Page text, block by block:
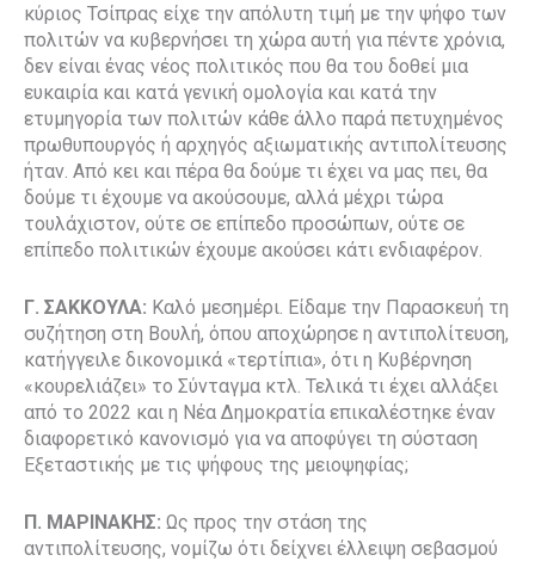
κύριος Τσίπρας είχε την απόλυτη τιμή με την ψήφο των
πολιτών να κυβερνήσει τη χώρα αυτή για πέντε χρόνια,
δεν είναι ένας νέος πολιτικός που θα του δοθεί μια
ευκαιρία και κατά γενική ομολογία και κατά την
ετυμηγορία των πολιτών κάθε άλλο παρά πετυχημένος
πρωθυπουργός ή αρχηγός αξιωματικής αντιπολίτευσης
ήταν. Από κει και πέρα θα δούμε τι έχει να μας πει, θα
δούμε τι έχουμε να ακούσουμε, αλλά μέχρι τώρα
τουλάχιστον, ούτε σε επίπεδο προσώπων, ούτε σε
επίπεδο πολιτικών έχουμε ακούσει κάτι ενδιαφέρον.
Γ. ΣΑΚΚΟΥΛΑ: Καλό μεσημέρι. Είδαμε την Παρασκευή τη
συζήτηση στη Βουλή, όπου αποχώρησε η αντιπολίτευση,
κατήγγειλε δικονομικά «τερτίπια», ότι η Κυβέρνηση
«κουρελιάζει» το Σύνταγμα κτλ. Τελικά τι έχει αλλάξει
από το 2022 και η Νέα Δημοκρατία επικαλέστηκε έναν
διαφορετικό κανονισμό για να αποφύγει τη σύσταση
Εξεταστικής με τις ψήφους της μειοψηφίας;
Π. ΜΑΡΙΝΑΚΗΣ: Ως προς την στάση της
αντιπολίτευσης, νομίζω ότι δείχνει έλλειψη σεβασμού